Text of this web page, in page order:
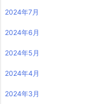
2024年7月
2024年6月
2024年5月
2024年4月
2024年3月